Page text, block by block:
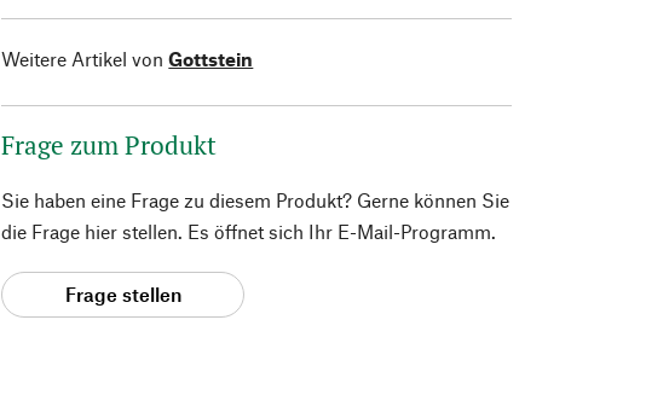
Weitere Artikel von Gottstein
Frage zum Produkt
Sie haben eine Frage zu diesem Produkt? Gerne können Sie
die Frage hier stellen. Es öffnet sich Ihr E-Mail-Programm.
Frage stellen